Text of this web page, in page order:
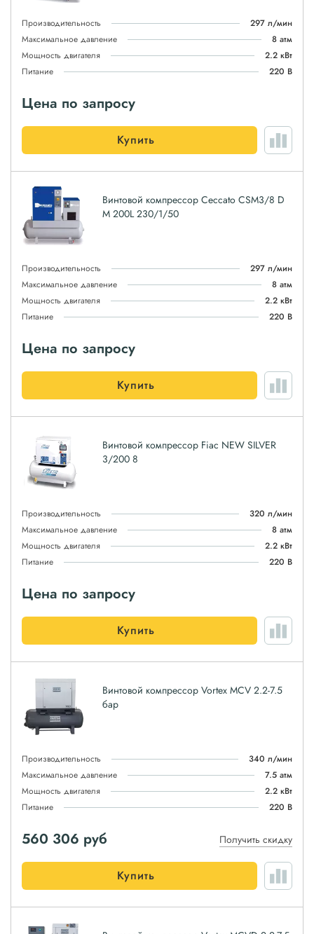
Производительность
297 л/мин
Максимальное давление
8 атм
Мощность двигателя
2.2 кВт
Питание
220 В
Цена по запросу
Купить
Винтовой компрессор Ceccato CSM3/8 D
M 200L 230/1/50
Производительность
297 л/мин
Максимальное давление
8 атм
Мощность двигателя
2.2 кВт
Питание
220 В
Цена по запросу
Купить
Винтовой компрессор Fiac NEW SILVER
3/200 8
Производительность
320 л/мин
Максимальное давление
8 атм
Мощность двигателя
2.2 кВт
Питание
220 В
Цена по запросу
Купить
Винтовой компрессор Vortex MCV 2.2-7.5
бар
Производительность
340 л/мин
Максимальное давление
7.5 атм
Мощность двигателя
2.2 кВт
Питание
220 В
560 306 руб Получить скидку
Купить